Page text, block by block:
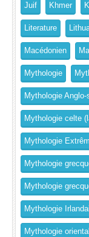
Juif Khmer
Literature
Macédonien
Mythologie
Mythologie
Mythologie celte
Mythologie
Mythologie
Mythologie
Mythologie
Mythologie